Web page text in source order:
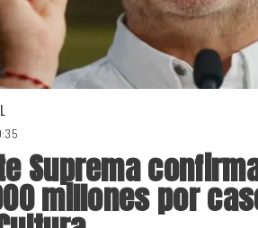
Suprema
millones por